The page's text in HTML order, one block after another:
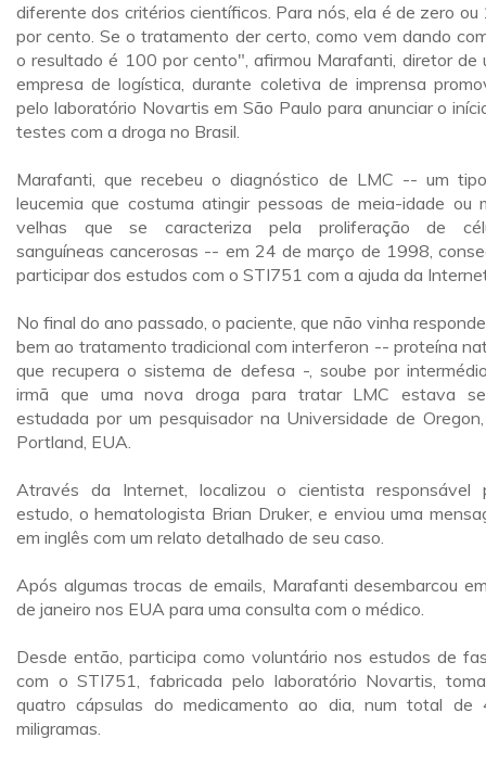
diferente dos critérios científicos. Para nós, ela é de zero ou
por cento. Se o tratamento der certo, como vem dando
o resultado é 100 por cento", afirmou Marafanti, diretor de
empresa de logística, durante coletiva de imprensa
pelo laboratório Novartis em São Paulo para anunciar o
testes com a droga no Brasil.
Marafanti, que recebeu o diagnóstico de LMC -- um
leucemia que costuma atingir pessoas de meia-idade ou
velhas que se caracteriza pela proliferação de
sanguíneas cancerosas -- em 24 de março de 1998,
participar dos estudos com o STI751 com a ajuda da
No final do ano passado, o paciente, que não vinha
bem ao tratamento tradicional com interferon -- proteína
que recupera o sistema de defesa -, soube por
irmã que uma nova droga para tratar LMC estava
estudada por um pesquisador na Universidade de
Portland, EUA.
Através da Internet, localizou o cientista responsável
estudo, o hematologista Brian Druker, e enviou uma
em inglês com um relato detalhado de seu caso.
Após algumas trocas de emails, Marafanti desembarcou
de janeiro nos EUA para uma consulta com o médico.
Desde então, participa como voluntário nos estudos de
com o STI751, fabricada pelo laboratório Novartis,
quatro cápsulas do medicamento ao dia, num total de
miligramas.